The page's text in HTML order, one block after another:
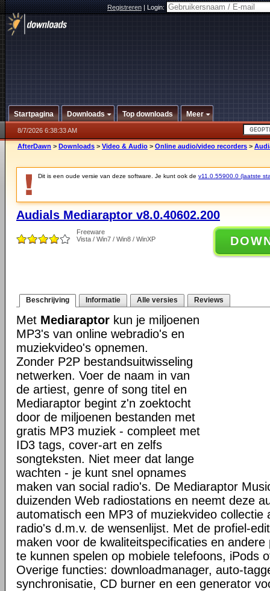
Registreren|Login:
Startpagina Downloads Top downloads Meer
8/7/2026 6:38:33 AM
AfterDawn > Downloads > Video & Audio > Online audio/video recorders >
Dit is een oude versie van deze software. Je kunt ook de v11.0.55900.0 (laatste
Audials Mediaraptor v8.0.40602.200
Freeware
Vista / Win7 / Win8 / WinXP
Beschrijving Informatie Alle versies Reviews
Met Mediaraptor kun je miljoenen
MP3's van online webradio's en
muziekvideo's opnemen.
Zonder P2P bestandsuitwisseling
netwerken. Voer de naam in van
de artiest, genre of song titel en
Mediaraptor begint z'n zoektocht
door de miljoenen bestanden met
gratis MP3 muziek - compleet met
ID3 tags, cover-art en zelfs
songteksten. Niet meer dat lange
wachten - je kunt snel opnames
maken van social radio's. De Mediaraptor
duizenden Web radiostations en neemt deze
automatisch een MP3 of muziekvideo collectie
radio's d.m.v. de wensenlijst. Met de profiel-
maken voor de kwaliteitspecificaties en
te kunnen spelen op mobiele telefoons, iPods
Overige functies: downloadmanager, auto-
synchronisatie, CD burner en een generator